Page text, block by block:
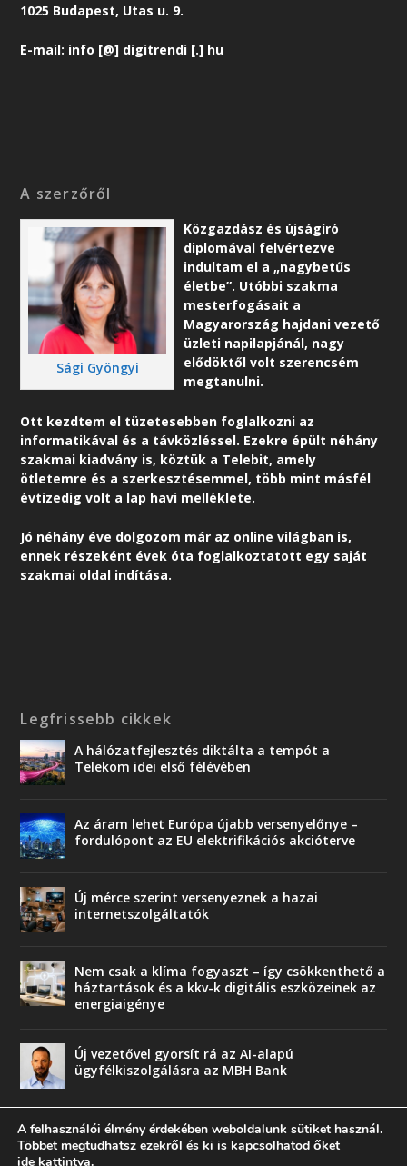
1025 Budapest, Utas u. 9.
E-mail: info [@] digitrendi [.] hu
A szerzőről
Sági Gyöngyi
Közgazdász és újságíró
diplomával felvértezve
indultam el a „nagybetűs
életbe”. Utóbbi szakma
mesterfogásait a
Magyarország hajdani vezető
üzleti napilapjánál, nagy
elődöktől volt szerencsém
megtanulni.
Ott kezdtem el tüzetesebben foglalkozni az
informatikával és a távközléssel. Ezekre épült néhány
szakmai kiadvány is, köztük a Telebit, amely
ötletemre és a szerkesztésemmel, több mint másfél
évtizedig volt a lap havi melléklete.
Jó néhány éve dolgozom már az online világban is,
ennek részeként évek óta foglalkoztatott egy saját
szakmai oldal indítása.
Legfrissebb cikkek
A hálózatfejlesztés diktálta a tempót a
Telekom idei első félévében
Az áram lehet Európa újabb versenyelőnye –
fordulópont az EU elektrifikációs akcióterve
Új mérce szerint versenyeznek a hazai
internetszolgáltatók
Nem csak a klíma fogyaszt – így csökkenthető a
háztartások és a kkv-k digitális eszközeinek az
energiaigénye
Új vezetővel gyorsít rá az AI-alapú
ügyfélkiszolgálásra az MBH Bank
A felhasználói élmény érdekében weboldalunk sütiket használ.
Többet megtudhatsz ezekről és ki is kapcsolhatod őket
ide kattintva.